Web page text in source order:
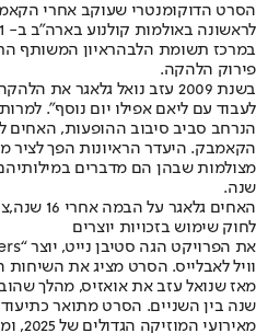
הסרט הדוקומנטרי שעוקב אחרי
במרכז תשומת הלבהראיון המשותף
פירוק הלהקה.
בשנת 2009 עזב נואל גלאגר
לעבוד עם ליאם אפילו יום נוסף".
הנרחב סביב סיבוב ההופעות, האחים
הקאמבק. היעדר הראיונות הפך לציר
שנה.
לחוק שימוש בזכויות יוצרים
וויל לאבלייס. הסרט מציג את
שנה בין השניים. הסרט מתואר